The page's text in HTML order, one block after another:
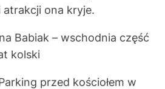
ona kryje.
Babiak – wschodnia część
kolski
przed kościołem w